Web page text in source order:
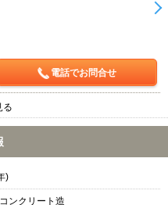
電話でお問合せ
る
)
ンクリート造